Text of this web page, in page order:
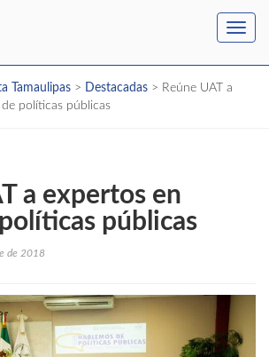
Tamaulipas > Destacadas > Reúne UAT a
políticas públicas
a expertos en
públicas
de 2018